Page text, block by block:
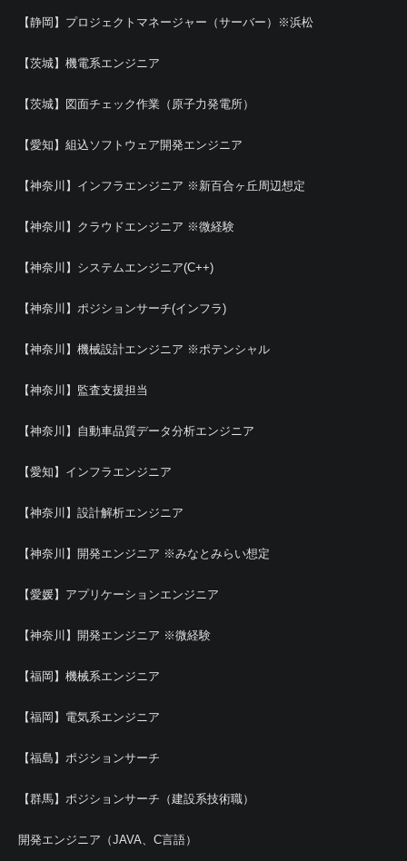
【静岡】プロジェクトマネージャー（サーバー）※浜松
【茨城】機電系エンジニア
【茨城】図面チェック作業（原子力発電所）
【愛知】組込ソフトウェア開発エンジニア
【神奈川】インフラエンジニア ※新百合ヶ丘周辺想定
【神奈川】クラウドエンジニア ※微経験
【神奈川】システムエンジニア(C++)
【神奈川】ポジションサーチ(インフラ)
【神奈川】機械設計エンジニア ※ポテンシャル
【神奈川】監査支援担当
【神奈川】自動車品質データ分析エンジニア
【愛知】インフラエンジニア
【神奈川】設計解析エンジニア
【神奈川】開発エンジニア ※みなとみらい想定
【愛媛】アプリケーションエンジニア
【神奈川】開発エンジニア ※微経験
【福岡】機械系エンジニア
【福岡】電気系エンジニア
【福島】ポジションサーチ
【群馬】ポジションサーチ（建設系技術職）
開発エンジニア（JAVA、C言語）